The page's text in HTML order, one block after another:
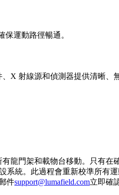
運動路徑暢通。
X 射線源和偵測器提供清晰、
有龍門架和載物台移動。只有
系統。此過程會重新校準所有
件support@lumafield.com立即確